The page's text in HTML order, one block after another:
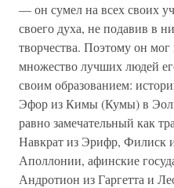
— он су­мел на всех своих
своего духа, не подавив в
творчества. Поэто­му он мог
множество лучших людей
своим образованием:
Эфор из Кимы (Кумы) в
равно замечательный как
Навкрат из Эрифр, Филиск
Аполлонии, афинские
Андротион из Гаргетта и